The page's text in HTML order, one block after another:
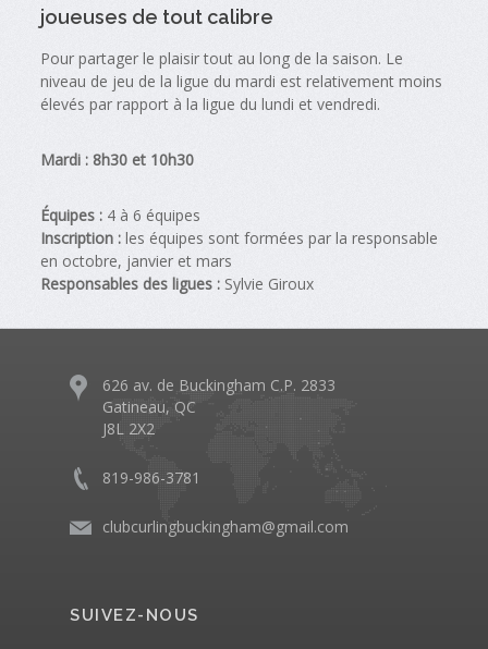
joueuses de tout calibre
Pour partager le plaisir tout au long de la saison. Le
niveau de jeu de la ligue du mardi est relativement moins
élevés par rapport à la ligue du lundi et vendredi.
Mardi : 8h30 et 10h30
Équipes : 4 à 6 équipes
Inscription : les équipes sont formées par la responsable
en octobre, janvier et mars
Responsables des ligues : Sylvie Giroux
626 av. de Buckingham C.P. 2833
Gatineau, QC
J8L 2X2
819-986-3781
clubcurlingbuckingham@gmail.com
SUIVEZ-NOUS